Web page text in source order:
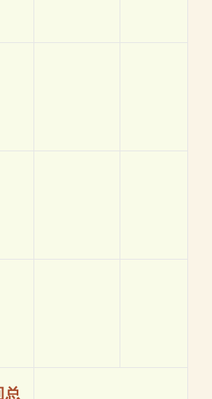
总